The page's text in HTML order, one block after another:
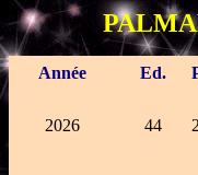
Année Ed.
2026 44